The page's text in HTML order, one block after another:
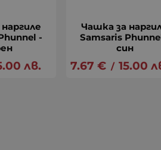
-
лв.
Чашка за
Samsaris
син
7.67 € / 15.00